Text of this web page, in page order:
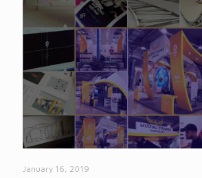
January 16, 2019